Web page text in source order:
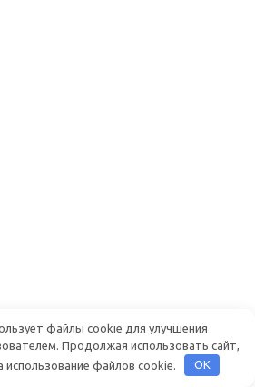
файлы cookie для улучшения
Продолжая использовать сайт,
использование файлов cookie.
OK